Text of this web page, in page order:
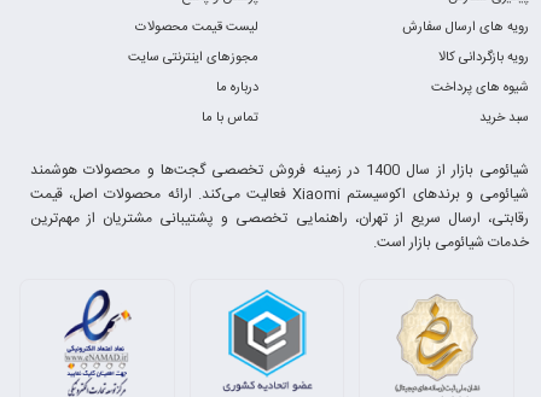
رویه های ارسال سفارش
رویه بازگردانی کالا
شیوه های پرداخت
سبد خرید
لیست قیمت محصولات
مجوزهای اینترنتی سایت
درباره ما
تماس با ما
شیائومی بازار از سال 1400 در زمینه فروش تخصصی گجت‌ها و محصولات هوشمند
شیائومی و برندهای اکوسیستم Xiaomi فعالیت می‌کند. ارائه محصولات اصل، قیمت
رقابتی، ارسال سریع از تهران، راهنمایی تخصصی و پشتیبانی مشتریان از مهم‌ترین
خدمات شیائومی بازار است.